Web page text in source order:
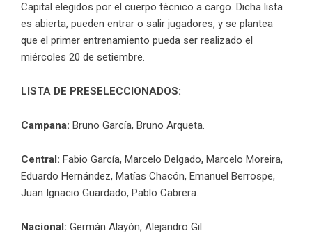
Capital elegidos por el cuerpo técnico a cargo. Dicha lista
es abierta, pueden entrar o salir jugadores, y se plantea
que el primer entrenamiento pueda ser realizado el
miércoles 20 de setiembre.
LISTA DE PRESELECCIONADOS:
Campana: Bruno García, Bruno Arqueta.
Central: Fabio García, Marcelo Delgado, Marcelo Moreira,
Eduardo Hernández, Matías Chacón, Emanuel Berrospe,
Juan Ignacio Guardado, Pablo Cabrera.
Nacional: Germán Alayón, Alejandro Gil.